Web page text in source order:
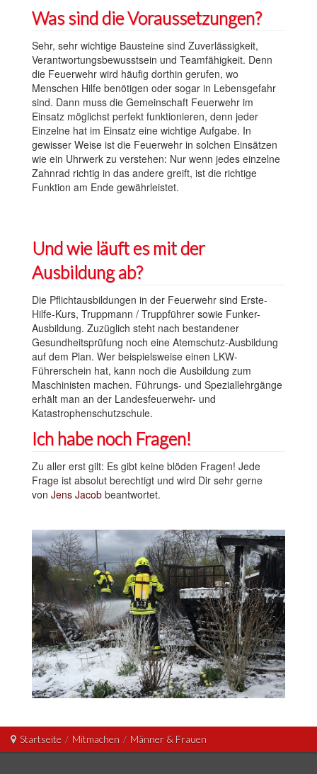
Was sind die Voraussetzungen?
Sehr, sehr wichtige Bausteine sind Zuverlässigkeit,
Verantwortungsbewusstsein und Teamfähigkeit. Denn
die Feuerwehr wird häufig dorthin gerufen, wo
Menschen Hilfe benötigen oder sogar in Lebensgefahr
sind. Dann muss die Gemeinschaft Feuerwehr im
Einsatz möglichst perfekt funktionieren, denn jeder
Einzelne hat im Einsatz eine wichtige Aufgabe. In
gewisser Weise ist die Feuerwehr in solchen Einsätzen
wie ein Uhrwerk zu verstehen: Nur wenn jedes einzelne
Zahnrad richtig in das andere greift, ist die richtige
Funktion am Ende gewährleistet.
Und wie läuft es mit der
Ausbildung ab?
Die Pflichtausbildungen in der Feuerwehr sind Erste-
Hilfe-Kurs, Truppmann / Truppführer sowie Funker-
Ausbildung. Zuzüglich steht nach bestandener
Gesundheitsprüfung noch eine Atemschutz-Ausbildung
auf dem Plan. Wer beispielsweise einen LKW-
Führerschein hat, kann noch die Ausbildung zum
Maschinisten machen. Führungs- und Speziallehrgänge
erhält man an der Landesfeuerwehr- und
Katastrophenschutzschule.
Ich habe noch Fragen!
Zu aller erst gilt: Es gibt keine blöden Fragen! Jede
Frage ist absolut berechtigt und wird Dir sehr gerne
von Jens Jacob beantwortet.
Startseite / Mitmachen / Männer & Frauen